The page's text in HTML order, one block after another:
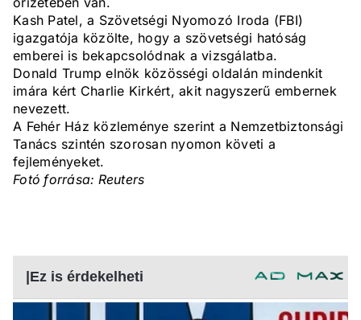
Kash Patel, a Szövetségi Nyomozó Iroda (FBI)
igazgatója közölte, hogy a szövetségi hatóság
emberei is bekapcsolódnak a vizsgálatba.
Donald Trump elnök közösségi oldalán mindenkit
imára kért Charlie Kirkért, akit nagyszerű embernek
nevezett.
A Fehér Ház közleménye szerint a Nemzetbiztonsági
Tanács szintén szorosan nyomon követi a
fejleményeket.
Fotó forrása: Reuters